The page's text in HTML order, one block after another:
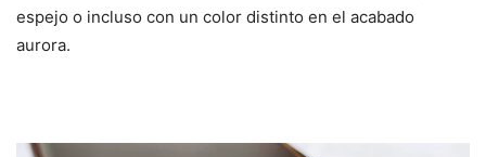
espejo o incluso con un color distinto en el acabado
aurora.